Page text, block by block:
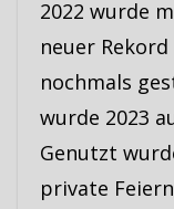
2022 wurde
neuer
nochmals
wurde 2023
Genutzt
private